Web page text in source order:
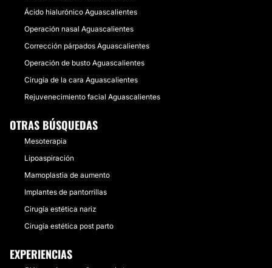
Ácido hialurónico Aguascalientes
Operación nasal Aguascalientes
Corrección párpados Aguascalientes
Operación de busto Aguascalientes
Cirugía de la cara Aguascalientes
Rejuvenecimiento facial Aguascalientes
OTRAS BÚSQUEDAS
Mesoterapia
Lipoaspiración
Mamoplastia de aumento
Implantes de pantorrillas
Cirugía estética nariz
Cirugía estética post parto
EXPERIENCIAS